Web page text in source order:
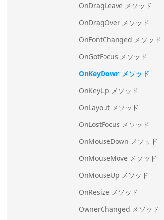
OnDragLeave メソッド
OnDragOver メソッド
OnFontChanged メソッド
OnGotFocus メソッド
OnKeyDown メソッド
OnKeyUp メソッド
OnLayout メソッド
OnLostFocus メソッド
OnMouseDown メソッド
OnMouseMove メソッド
OnMouseUp メソッド
OnResize メソッド
OwnerChanged メソッド